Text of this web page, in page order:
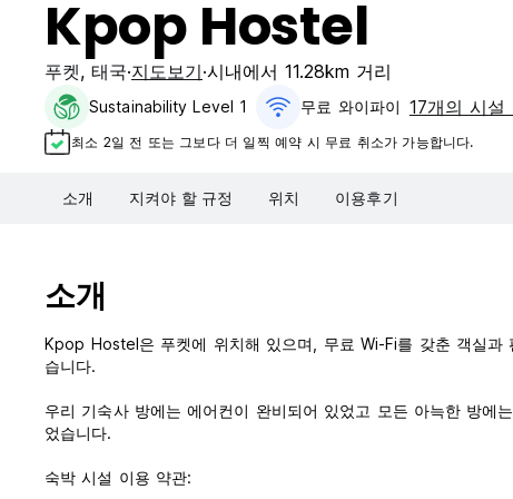
Kpop Hostel
푸켓, 태국 지도보기 시내에서 11.28km 거리
Sustainability Level 1 무료 와이파이 17개의 시설
최소 2일 전 또는 그보다 더 일찍 예약 시 무료 취소가 가능합니다.
소개 지켜야 할 규정 위치 이용후기
소개
Kpop Hostel은 푸켓에 위치해 있으며, 무료 Wi-Fi를 갖춘 객실
습니다.
우리 기숙사 방에는 에어컨이 완비되어 있었고 모든 아늑한 방에
었습니다.
숙박 시설 이용 약관: